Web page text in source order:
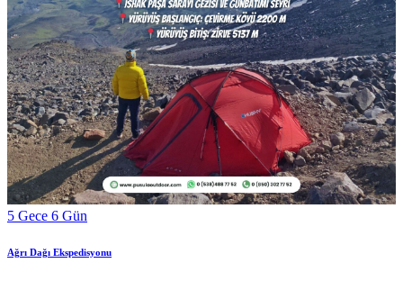
5 Gece 6 Gün
Ağrı Dağı Ekspedisyonu